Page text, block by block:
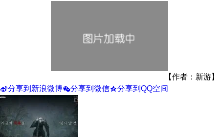
【作者：新游】
t分享到新浪微博w分享到微信z分享到QQ空间